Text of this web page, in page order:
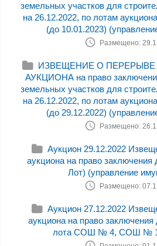
земельных участков для
на 26.12.2022, по лотам
(до 10.01.2023)
Размещено:
ИЗВЕЩЕНИЕ О ПЕРЕРЫВЕ
АУКЦИОНА на право
земельных участков для
на 26.12.2022, по лотам
(до 29.12.2022)
Размещено:
Аукцион 29.12.2022
аукциона на право заключения
Лот) (управление
Размещено:
Аукцион 27.12.2022
аукциона на право
лота СОШ № 4, СОШ №